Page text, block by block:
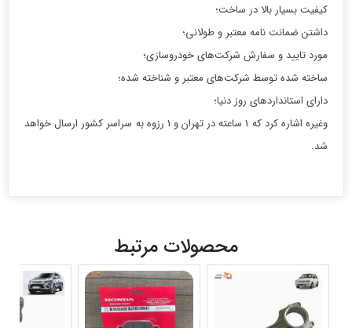
کیفیت بسیار بالا در ساخت؛
داشتن ضمانت نامه معتبر و طولانی؛
مورد تایید و سفارش شرکت‌های خودروسازی؛
ساخته شده توسط شرکت‌های معتبر و شناخته شده؛
دارای استانداردهای روز دنیا؛
وغیره اشاره کرد که 1 ساعته در تهران و 1 رزوه به سراسر کشور ارسال خواهد
شد.
محصولات مرتبط